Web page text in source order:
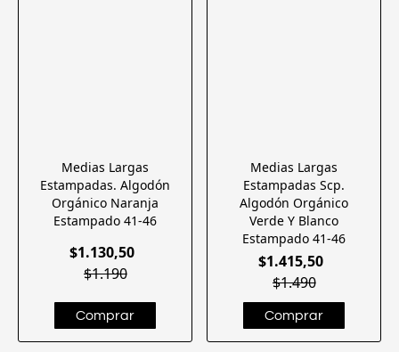
Medias Largas
Estampadas. Algodón
Orgánico Naranja
Estampado 41-46
$1.130,50
$1.190
Medias Largas
Estampadas Scp.
Algodón Orgánico
Verde Y Blanco
Estampado 41-46
$1.415,50
$1.490